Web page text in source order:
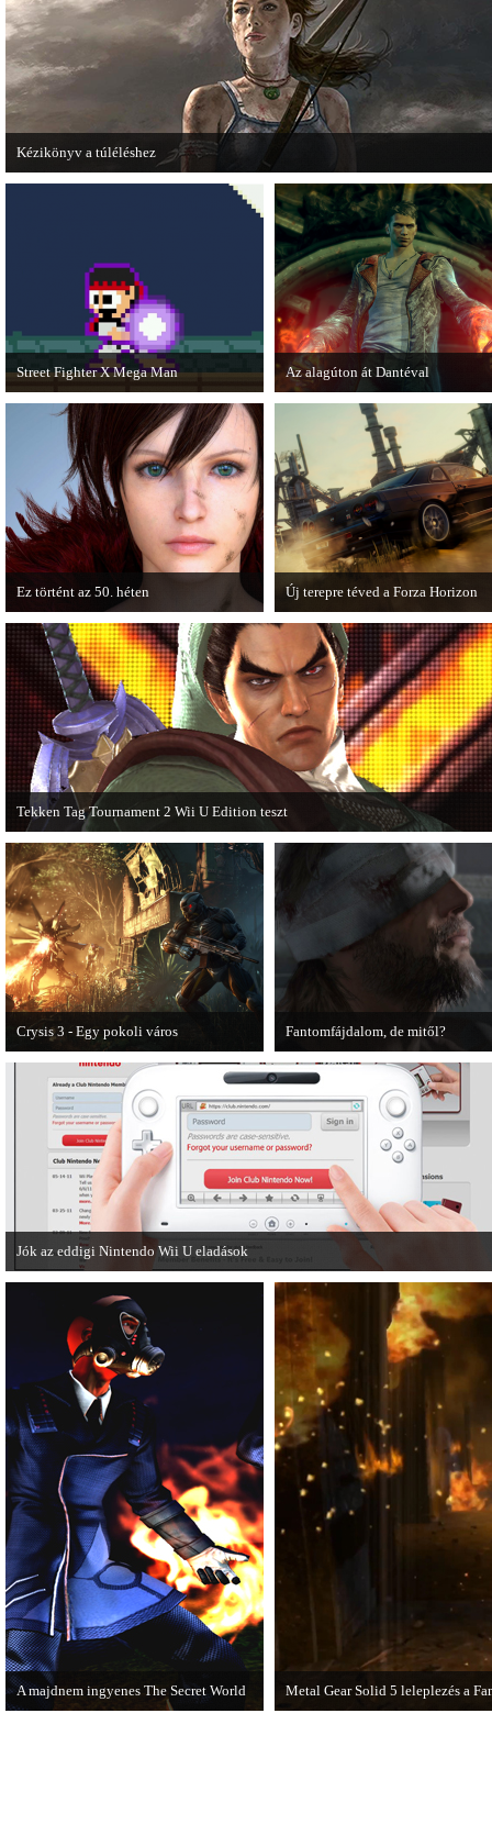
játékosok számára.
melyek voltak idén a legjobb
Kézikönyv a túléléshez
A Tomb Raider sem ússza meg a manapság már kötelező videosorozatot.
Street Fighter X Mega Man
A Capcom ismert karakterei ismét
összecsapnak - ingyenesen letölthető a
Street Fighter X Mega Man.
Az alagúton át Dantéval
A Devil May Cry újragondolás új
játékmenet-videóval jelentkezik.
Ez történt az 50. héten
A héten nagyot villantottak a japán
fejlesztők. A Phamtom Pain mellett a
Square Enix techdemója is ütött.
Új terepre téved a Forza Horizon
Hamarosan megérkezik a Forza
első nagyszabású kiegészítője, a
Expansion Pack.
Tekken Tag Tournament 2 Wii U Edition teszt
Az extrákkal felturbózott Tekken Tag Tournament 2 a Wii U konzolon is ütősre
sikeredett.
Crysis 3 - Egy pokoli város
A Crysis 3 Hét Csodája videosorozat
első része újabb lélegzetelállító
pillanatokat mutat be a játékból.
Fantomfájdalom, de mitől?
A PC Guru utánajárt Kodzsima
videójának.
Jók az eddigi Nintendo Wii U eladások
A Nintendo Wii U meglévő hibáinak ellenére remekül teljesít a japán piacon.
A majdnem ingyenes The Secret World Metal Gear Solid 5 leleplezés a